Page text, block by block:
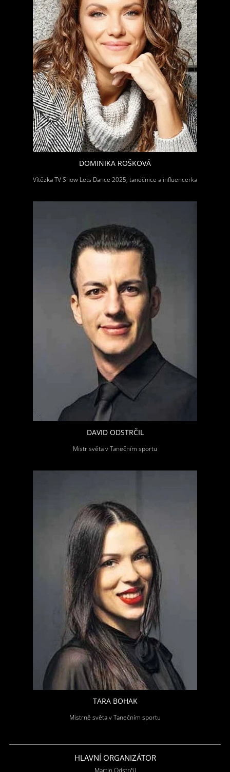
DOMINIKA ROŠKOVÁ
Vítězka TV Show Lets Dance 2025, tanečnice a influencerka
DAVID ODSTRČIL
Mistr světa v Tanečním sportu
TARA BOHAK
Mistrně světa v Tanečním sportu
HLAVNÍ ORGANIZÁTOR
Martin Odstrčil